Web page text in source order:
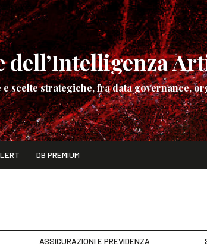
dell’Intelligenza
scelte strategiche, fra data governance,
/ 17 settembre
DB PREMIUM
Cerca nel sito
ASSICURAZIONI E PREVIDENZA